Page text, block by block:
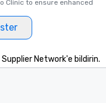
Clinic to ensure enhanced
Network'e bildirin.